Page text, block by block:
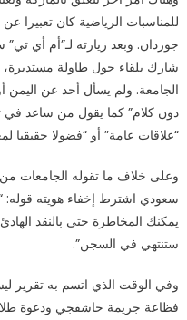
للمناسبات الرياضية كان تعبيرا
جوردان. وبعد زيارته لـ”أم أي
شارك بلقاء حول طاولة
الجامعة. ولم يسأل أحد عن
دون كلام” كما يقول من ساعد في
“علاقات عامة” أو “فضولا حقيقيا
وعلى خلاف ما تقوله الجامعات
سعودي اشترط إخفاء هويته قوله:
يمكنك المخاطرة حتى بالنقد
ستنتهي في السجن”.
وفي الوقت الذي اتسم به تقرير
فظاعة جريمة خاشقجي ودعوة طلاب